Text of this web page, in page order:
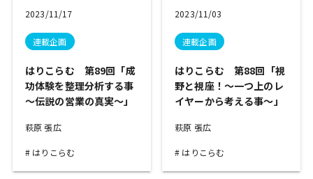
2023/11/17
連載企画
はりこらむ 第89回「成
功体験を整理分析する事
～伝説の営業の真実～」
萩原 張広
はりこらむ
2023/11/03
連載企画
はりこらむ 第88回「視
野と視座！～一つ上のレ
イヤーから考える事～」
萩原 張広
はりこらむ